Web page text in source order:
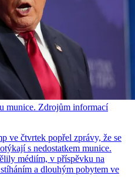
munice. Zdrojům informací
ve čtvrtek popřel zprávy, že se
s nedostatkem munice.
médiím, v příspěvku na
a dlouhým pobytem ve